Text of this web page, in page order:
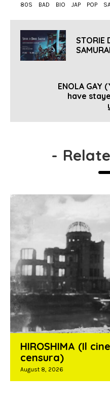
80S
BAD BIO JAP POP
STORIE
SAMURAI
ENOLA GAY
have
-
HIROSHIMA (Il
censura)
August 8, 2026